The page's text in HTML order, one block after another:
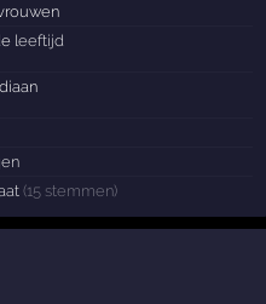
leeftijd
(15 stemmen)